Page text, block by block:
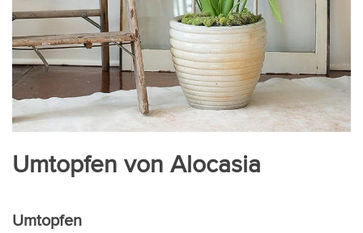
Umtopfen von Alocasia
Umtopfen